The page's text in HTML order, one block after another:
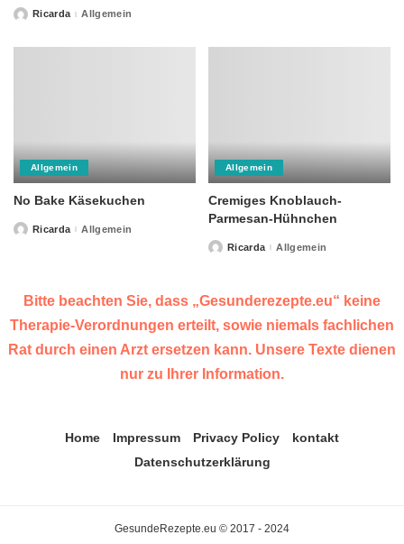
PostedRicarda Allgemein
Allgemein
No Bake Käsekuchen
PostedRicarda Allgemein
Allgemein
Cremiges Knoblauch-
Parmesan-Hühnchen
PostedRicarda Allgemein
Bitte beachten Sie, dass „Gesunderezepte.eu“ keine
Therapie-Verordnungen erteilt, sowie niemals fachlichen
Rat durch einen Arzt ersetzen kann. Unsere Texte dienen
nur zu Ihrer Information.
Home Impressum Privacy Policy
kontakt
Datenschutzerklärung
GesundeRezepte.eu © 2017 - 2024